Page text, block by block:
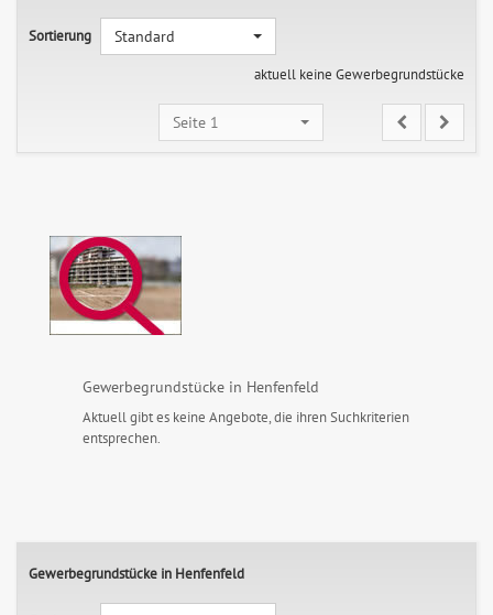
Sortierung
Standard
aktuell keine Gewerbegrundstücke
Seite 1
Gewerbegrundstücke in Henfenfeld
Aktuell gibt es keine Angebote, die ihren Suchkriterien
entsprechen.
Gewerbegrundstücke in Henfenfeld